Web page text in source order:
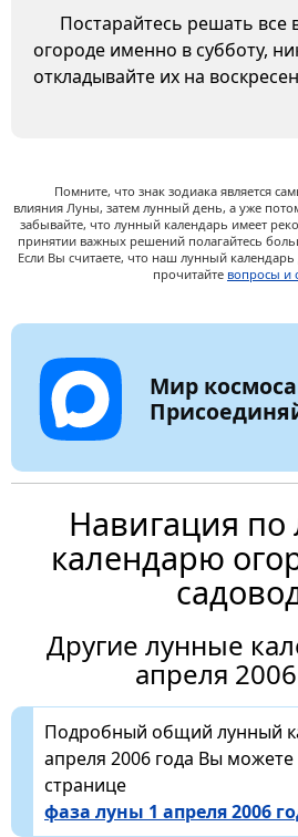
Постарайтесь решать все
огороде именно в субботу,
откладывайте их на
Помните, что знак зодиака является
влияния Луны, затем лунный день, а уже
забывайте, что лунный календарь имеет
принятии важных решений полагайтесь
Если Вы считаете, что наш лунный
прочитайте вопросы и
Мир
Навигация по
календарю
Другие лунные
апреля
Подробный общий лунный
апреля 2006 года Вы
странице
фаза луны 1 апреля 2006